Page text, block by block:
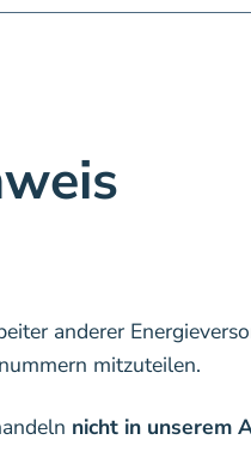
anderer
mitzuteilen.
nicht in unserem